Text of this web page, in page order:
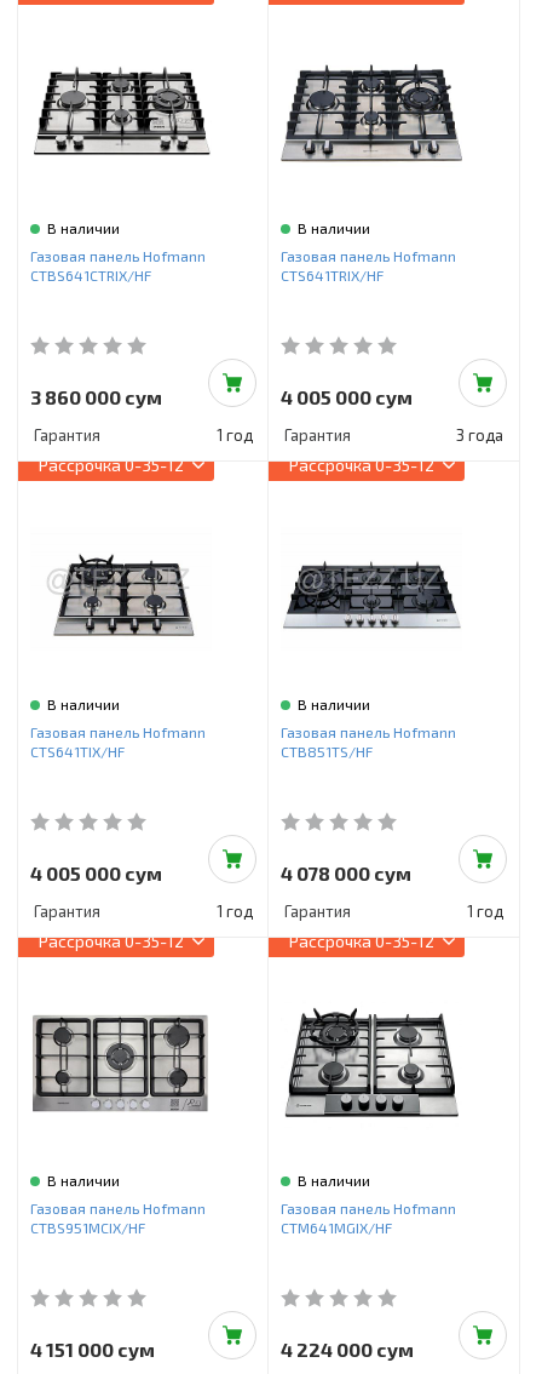
В наличии
Газовая панель Hofmann
CTBS641CTRIX/HF
3 860 000 сум
Гарантия 1 год
В наличии
Газовая панель Hofmann
CTS641TRIX/HF
4 005 000 сум
Гарантия 3 года
Рассрочка0-35-12
В наличии
Газовая панель Hofmann
CTS641TIX/HF
4 005 000 сум
Гарантия 1 год
Рассрочка0-35-12
В наличии
Газовая панель Hofmann
CTB851TS/HF
4 078 000 сум
Гарантия 1 год
Рассрочка0-35-12
В наличии
Газовая панель Hofmann
CTBS951MCIX/HF
4 151 000 сум
Рассрочка0-35-12
В наличии
Газовая панель Hofmann
CTM641MGIX/HF
4 224 000 сум